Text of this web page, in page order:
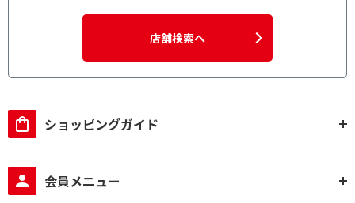
店舗検索へ
ショッピングガイド
会員メニュー